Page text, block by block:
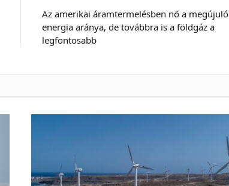
Az amerikai áramtermelésben nő a megújuló
energia aránya, de továbbra is a földgáz a
legfontosabb